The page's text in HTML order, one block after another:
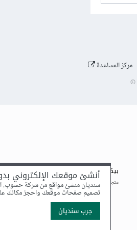
مركز المساعدة
©